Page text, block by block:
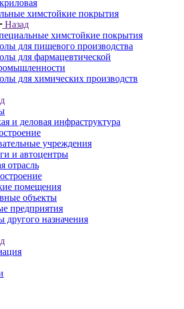
химстойкие покрытия
Назад
химстойкие покрытия
для пищевого производства
для фармацевтической
для химических производств
и деловая инфраструктура
учреждения
и автоцентры
отрасль
помещения
объекты
предприятия
другого назначения